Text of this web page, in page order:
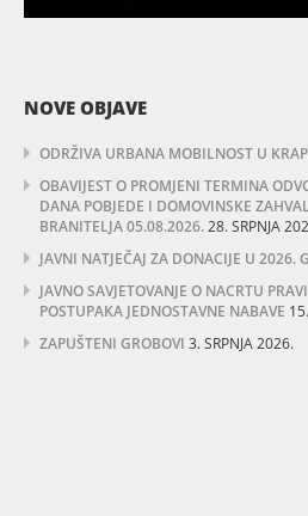
NOVE OBJAVE
ODRŽIVA URBANA MOBILNOST U
OBAVIJEST O PROMJENI TERMINA
DANA POBJEDE I DOMOVINSKE
BRANITELJA 05.08.2026.28. SRPNJA
JAVNI NATJEČAJ ZA DONACIJE U 2026.
JAVNO SAVJETOVANJE O NACRTU
POSTUPAKA JEDNOSTAVNE NABAVE
ZAPUŠTENI GROBOVI 3. SRPNJA 2026.